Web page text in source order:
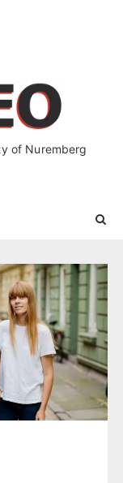
of Nuremberg